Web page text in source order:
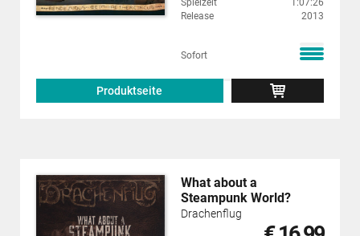
Spielzeit
1:07:26
Release
2013
Sofort
Produktseite
What about a
Steampunk World?
Drachenflug